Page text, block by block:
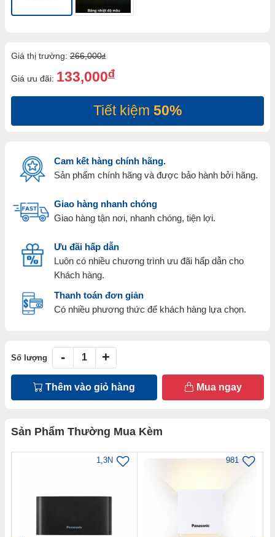
Giá thị trường: 266,000đ
Giá ưu đãi: 133,000đ
Tiết kiệm 50%
Cam kết hàng chính hãng.
Sản phẩm chính hãng và được bảo hành bởi hãng.
Giao hàng nhanh chóng
Giao hàng tận nơi, nhanh chóng, tiện lợi.
Ưu đãi hấp dẫn
Luôn có nhiều chương trình ưu đãi hấp dẫn cho
Khách hàng.
Thanh toán đơn giản
Có nhiều phương thức để khách hàng lựa chọn.
Số lượng - +
Thêm vào giỏ hàng Mua ngay
Sản Phẩm Thường Mua Kèm
1,3N 981